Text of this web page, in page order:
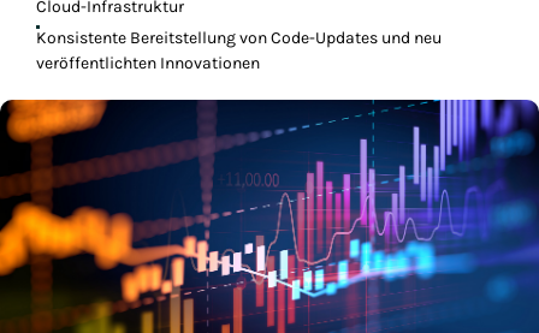
Cloud-Infrastruktur
Konsistente Bereitstellung von Code-Updates und neu
veröffentlichten Innovationen